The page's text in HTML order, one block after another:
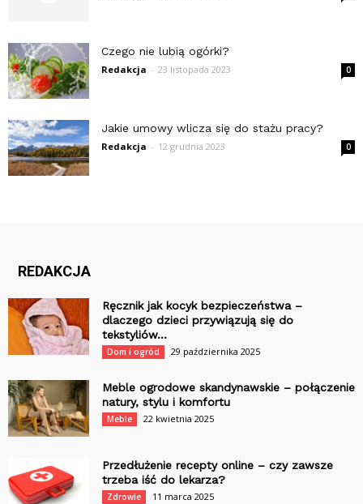
Czego nie lubią ogórki?
Redakcja - 23 listopada 2023 0
Jakie umowy wlicza się do stażu pracy?
Redakcja - 12 grudnia 2023 0
REDAKCJA
Ręcznik jak kocyk bezpieczeństwa –
dlaczego dzieci przywiązują się do
tekstyliów...
Dom i ogród 29 października 2025
Meble ogrodowe skandynawskie – połączenie
natury, stylu i komfortu
Meble 22 kwietnia 2025
Przedłużenie recepty online – czy zawsze
trzeba iść do lekarza?
Zdrowie 11 marca 2025